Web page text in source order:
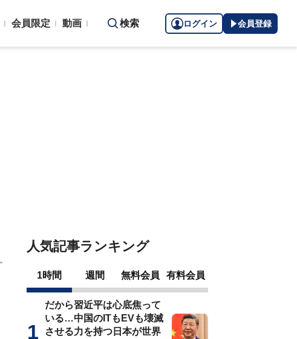
会員限定 動画 検索 ログイン 会員登録
人気記事ランキング
1時間 週間 無料会員 有料会員
だから習近平は心底焦って
いる…中国のITもEVも壊滅
させる力を持つ日本が世界